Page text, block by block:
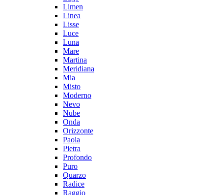
Limen
Linea
Lisse
Luce
Luna
Mare
Martina
Meridiana
Mia
Misto
Moderno
Nevo
Nube
Onda
Orizzonte
Paola
Pietra
Profondo
Puro
Quarzo
Radice
Raggio